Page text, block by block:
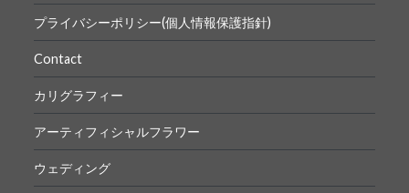
プライバシーポリシー(個人情報保護指針)
Contact
カリグラフィー
アーティフィシャルフラワー
ウェディング